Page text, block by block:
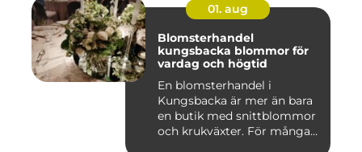
01. aug
Blomsterhandel
kungsbacka blommor för
vardag och högtid
En blomsterhandel i
Kungsbacka är mer än bara
en butik med snittblommor
och krukväxter. För många